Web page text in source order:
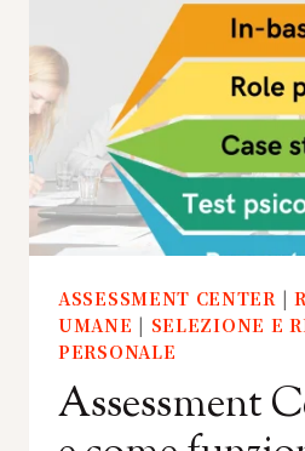
ASSESSMENT CENTER|
UMANE | SELEZIONE E
PERSONALE
Assessment